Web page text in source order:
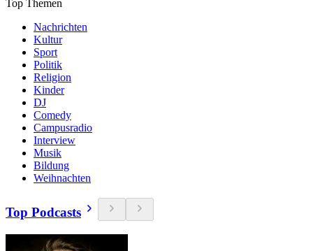
Top Themen
Nachrichten
Kultur
Sport
Politik
Religion
Kinder
DJ
Comedy
Campusradio
Interview
Musik
Bildung
Weihnachten
Top Podcasts